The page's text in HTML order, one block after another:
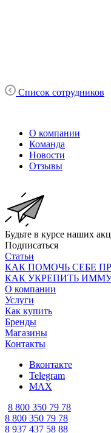
Список сотрудников
О компании
Команда
Новости
Отзывы
Будьте в курсе наших
Подписаться
Статьи
КАК ПОМОЧЬ СЕБЕ
КАК УКРЕПИТЬ
О компании
Услуги
Как купить
Бренды
Магазины
Контакты
Вконтакте
Telegram
MAX
8 800 350 79 78
8 800 350 79 78
8 937 437 58 88